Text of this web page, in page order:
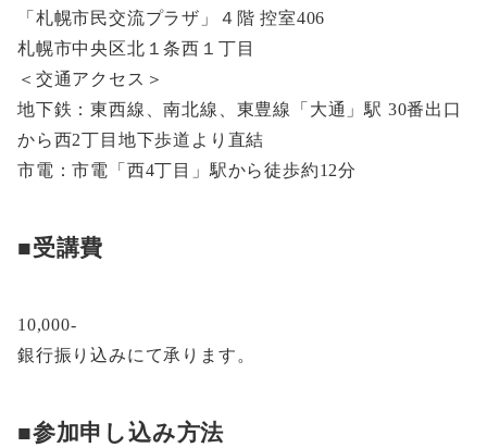
「札幌市民交流プラザ」４階 控室406
札幌市中央区北１条西１丁目
＜交通アクセス＞
地下鉄：東西線、南北線、東豊線「大通」駅 30番出口
から西2丁目地下歩道より直結
市電：市電「西4丁目」駅から徒歩約12分
■受講費
10,000-
銀行振り込みにて承ります。
■参加申し込み方法